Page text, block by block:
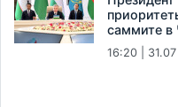
саммите в
16:20 | 31.07